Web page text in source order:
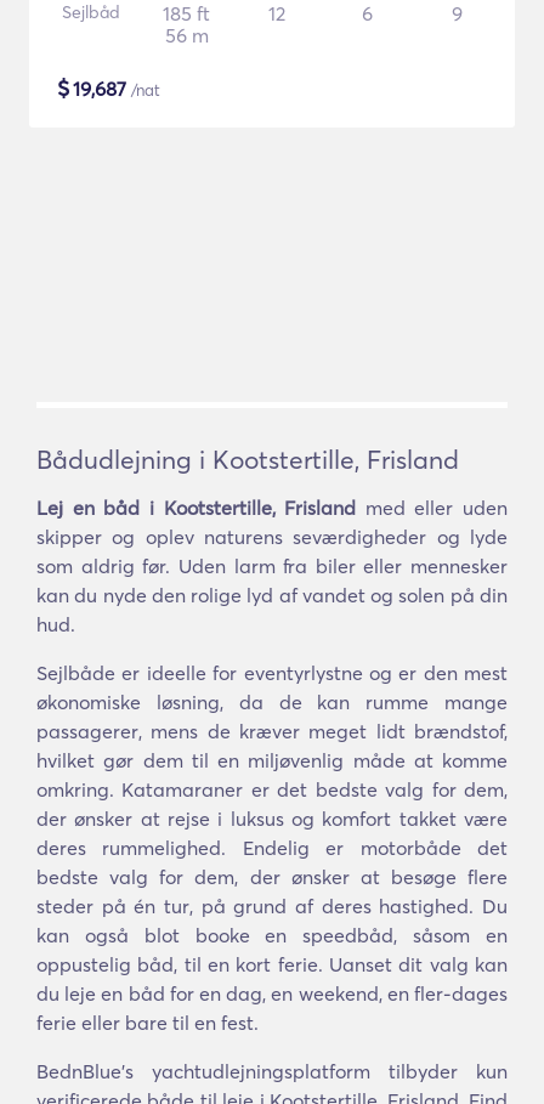
Sejlbåd
185 ft
56 m
12 6 9
$19,687 /nat
Bådudlejning i Kootstertille, Frisland
Lej en båd i Kootstertille, Frisland med eller uden
skipper og oplev naturens seværdigheder og lyde
som aldrig før. Uden larm fra biler eller mennesker
kan du nyde den rolige lyd af vandet og solen på din
hud.
Sejlbåde er ideelle for eventyrlystne og er den mest
økonomiske løsning, da de kan rumme mange
passagerer, mens de kræver meget lidt brændstof,
hvilket gør dem til en miljøvenlig måde at komme
omkring. Katamaraner er det bedste valg for dem,
der ønsker at rejse i luksus og komfort takket være
deres rummelighed. Endelig er motorbåde det
bedste valg for dem, der ønsker at besøge flere
steder på én tur, på grund af deres hastighed. Du
kan også blot booke en speedbåd, såsom en
oppustelig båd, til en kort ferie. Uanset dit valg kan
du leje en båd for en dag, en weekend, en fler-dages
ferie eller bare til en fest.
BednBlue's yachtudlejningsplatform tilbyder kun